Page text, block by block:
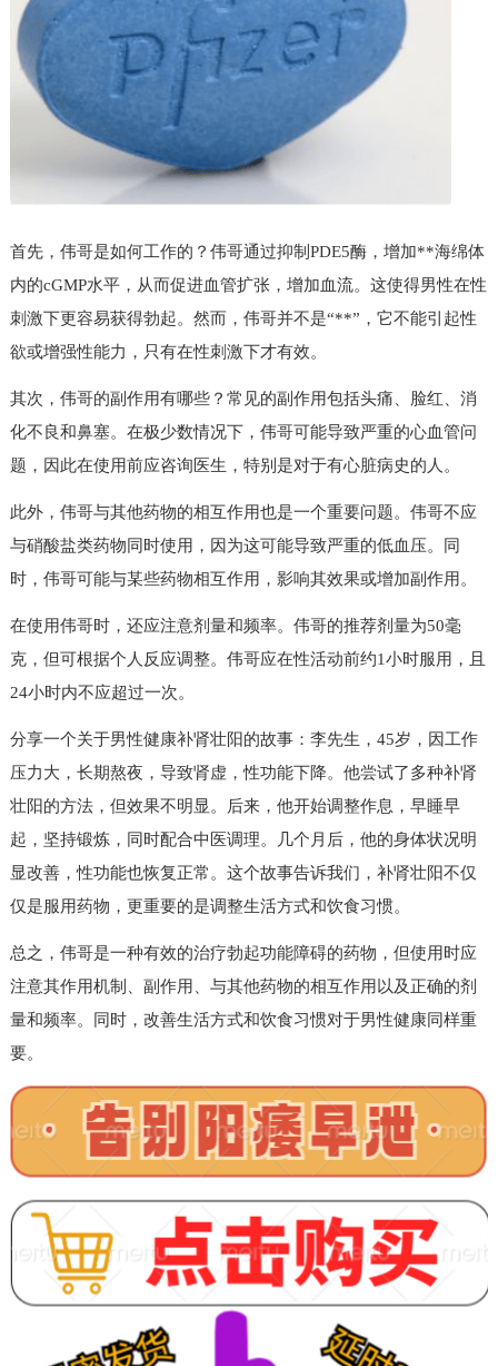
首先，伟哥是如何工作的？伟哥通过抑制PDE5酶，增加**海绵体
内的cGMP水平，从而促进血管扩张，增加血流。这使得男性在性
刺激下更容易获得勃起。然而，伟哥并不是“**”，它不能引起性
欲或增强性能力，只有在性刺激下才有效。
其次，伟哥的副作用有哪些？常见的副作用包括头痛、脸红、消
化不良和鼻塞。在极少数情况下，伟哥可能导致严重的心血管问
题，因此在使用前应咨询医生，特别是对于有心脏病史的人。
此外，伟哥与其他药物的相互作用也是一个重要问题。伟哥不应
与硝酸盐类药物同时使用，因为这可能导致严重的低血压。同
时，伟哥可能与某些药物相互作用，影响其效果或增加副作用。
在使用伟哥时，还应注意剂量和频率。伟哥的推荐剂量为50毫
克，但可根据个人反应调整。伟哥应在性活动前约1小时服用，且
24小时内不应超过一次。
分享一个关于男性健康补肾壮阳的故事：李先生，45岁，因工作
压力大，长期熬夜，导致肾虚，性功能下降。他尝试了多种补肾
壮阳的方法，但效果不明显。后来，他开始调整作息，早睡早
起，坚持锻炼，同时配合中医调理。几个月后，他的身体状况明
显改善，性功能也恢复正常。这个故事告诉我们，补肾壮阳不仅
仅是服用药物，更重要的是调整生活方式和饮食习惯。
总之，伟哥是一种有效的治疗勃起功能障碍的药物，但使用时应
注意其作用机制、副作用、与其他药物的相互作用以及正确的剂
量和频率。同时，改善生活方式和饮食习惯对于男性健康同样重
要。